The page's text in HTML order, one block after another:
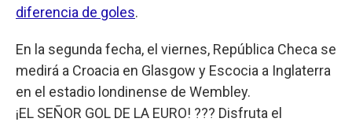
diferencia de goles.
En la segunda fecha, el viernes, República Checa se
medirá a Croacia en Glasgow y Escocia a Inglaterra
en el estadio londinense de Wembley.
¡EL SEÑOR GOL DE LA EURO! ??? Disfruta el